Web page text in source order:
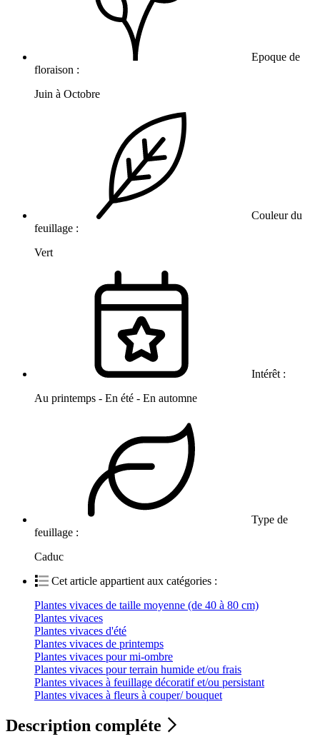
Epoque de
floraison :
Juin à Octobre
Couleur du
feuillage :
Vert
Intérêt :
Au printemps - En été - En automne
Type de
feuillage :
Caduc
Cet article appartient aux catégories :
Plantes vivaces de taille moyenne (de 40 à 80 cm)
Plantes vivaces
Plantes vivaces d'été
Plantes vivaces de printemps
Plantes vivaces pour mi-ombre
Plantes vivaces pour terrain humide et/ou frais
Plantes vivaces à feuillage décoratif et/ou persistant
Plantes vivaces à fleurs à couper/ bouquet
Description compléte